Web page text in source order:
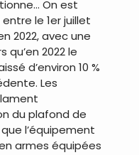
On est
le 1er juillet
2022, avec une
qu’en 2022 le
d’environ 10 %
Les
du plafond de
l’équipement
armes équipées